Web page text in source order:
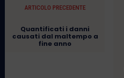
ARTICOLO PRECEDENTE
Quantificati i danni
causati dal maltempo a
fine anno